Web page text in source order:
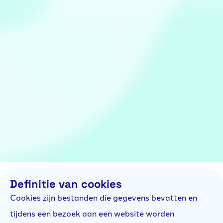
Definitie van cookies
Cookies zijn bestanden die gegevens bevatten en
tijdens een bezoek aan een website worden